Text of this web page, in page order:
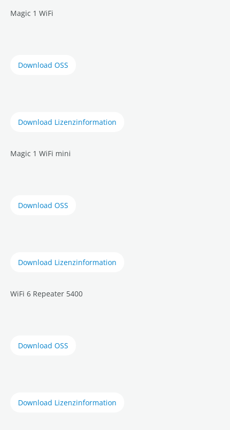
Magic 1 WiFi
Download OSS
Download Lizenzinformation
Magic 1 WiFi mini
Download OSS
Download Lizenzinformation
WiFi 6 Repeater 5400
Download OSS
Download Lizenzinformation